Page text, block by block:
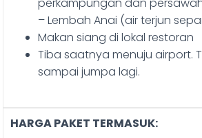
– Lembah Anai (air terjun
Makan siang di lokal restoran
Tiba saatnya menuju airport.
sampai jumpa lagi.
HARGA PAKET TERMASUK: